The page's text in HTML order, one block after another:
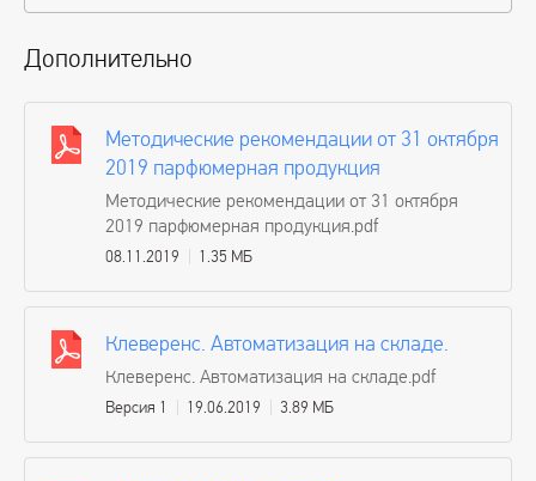
Дополнительно
Методические рекомендации от 31 октября
2019 парфюмерная продукция
Методические рекомендации от 31 октября
2019 парфюмерная продукция.pdf
08.11.2019 1.35 МБ
Клеверенс. Автоматизация на складе.
Клеверенс. Автоматизация на складе.pdf
Версия 1 19.06.2019 3.89 МБ